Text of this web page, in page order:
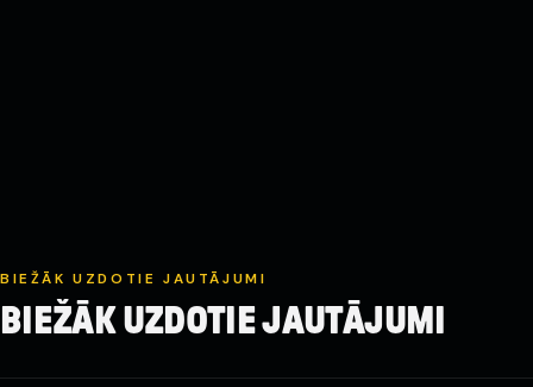
BIEŽĀK UZDOTIE JAUTĀJUMI
BIEŽĀK UZDOTIE JAUTĀJUMI